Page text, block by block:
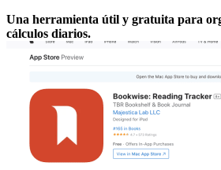
Una herramienta útil y gratuita para
cálculos diarios.